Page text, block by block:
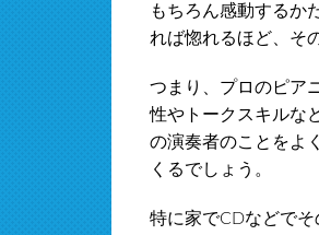
もちろん感動するか
れば惚れるほど、そ
つまり、プロのピア
性やトークスキルな
の演奏者のことをよ
くるでしょう。
特に家でCDなどで